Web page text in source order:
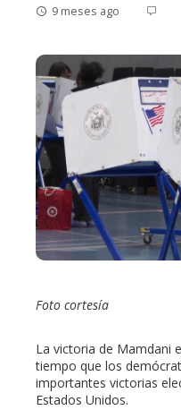
9 meses ago
Foto cortesía
La victoria de Mamdani
tiempo que los
importantes victorias
Estados Unidos.